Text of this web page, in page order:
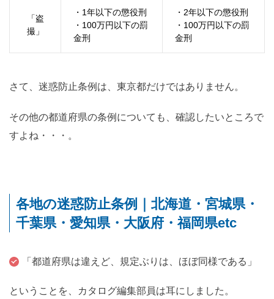
「盗
撮」
・ 1年以下の懲役刑
・ 100万円以下の罰
金刑
・ 2年以下の懲役刑
・ 100万円以下の罰
金刑
さて、迷惑防止条例は、東京都だけではありません。
その他の都道府県の条例についても、確認したいところで
すよね・・・。
各地の迷惑防止条例｜北海道・宮城県・
千葉県・愛知県・大阪府・福岡県etc
「都道府県は違えど、規定ぶりは、ほぼ同様である」
ということを、カタログ編集部員は耳にしました。